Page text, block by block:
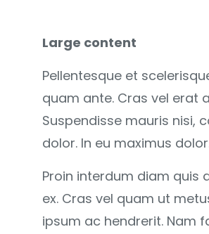
Large content
Pellentesque et
quam ante. Cras vel erat
Suspendisse mauris nisi,
dolor. In eu maximus
Proin interdum diam quis
ex. Cras vel quam ut
ipsum ac hendrerit. Nam